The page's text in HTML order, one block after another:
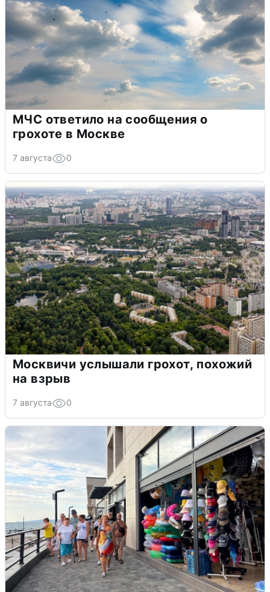
МЧС ответило на сообщения о
грохоте в Москве
7 августа 0
Москвичи услышали грохот, похожий
на взрыв
7 августа 0